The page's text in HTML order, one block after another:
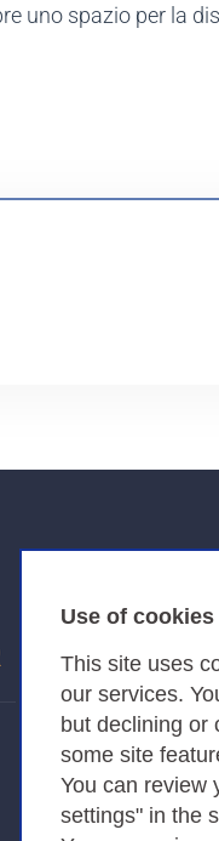
Use of cookies
This site uses
our services.
but declining or
some site
You can review
settings" in the
uno spazio per la